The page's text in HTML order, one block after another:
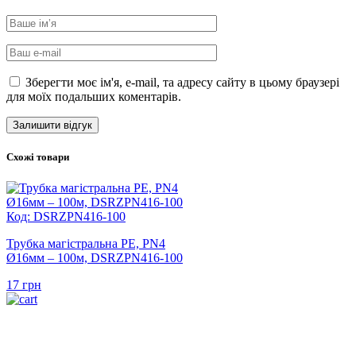
Зберегти моє ім'я, e-mail, та адресу сайту в цьому браузері
для моїх подальших коментарів.
Схожі товари
Код: DSRZPN416-100
Трубка магістральна PE, PN4
Ø16мм – 100м, DSRZPN416-100
17 грн